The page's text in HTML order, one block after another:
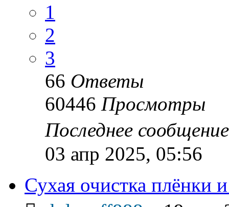
1
2
3
66 Ответы
60446 Просмотры
Последнее
03 апр 2025, 05:56
Сухая очистка плёнки